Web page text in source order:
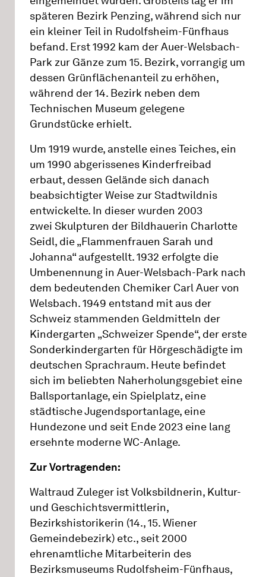
späteren Bezirk Penzing, während sich nur
ein kleiner Teil in Rudolfsheim-Fünfhaus
befand. Erst 1992 kam der Auer-Welsbach-
Park zur Gänze zum 15. Bezirk, vorrangig um
dessen Grünflächenanteil zu erhöhen,
während der 14. Bezirk neben dem
Technischen Museum gelegene
Grundstücke erhielt.
Um 1919 wurde, anstelle eines Teiches, ein
um 1990 abgerissenes Kinderfreibad
erbaut, dessen Gelände sich danach
beabsichtigter Weise zur Stadtwildnis
entwickelte. In dieser wurden 2003
zwei Skulpturen der Bildhauerin Charlotte
Seidl, die „Flammenfrauen Sarah und
Johanna“ aufgestellt. 1932 erfolgte die
Umbenennung in Auer-Welsbach-Park nach
dem bedeutenden Chemiker Carl Auer von
Welsbach. 1949 entstand mit aus der
Schweiz stammenden Geldmitteln der
Kindergarten „Schweizer Spende“, der erste
Sonderkindergarten für Hörgeschädigte im
deutschen Sprachraum. Heute befindet
sich im beliebten Naherholungsgebiet eine
Ballsportanlage, ein Spielplatz, eine
städtische Jugendsportanlage, eine
Hundezone und seit Ende 2023 eine lang
ersehnte moderne WC-Anlage.
Zur Vortragenden:
Waltraud Zuleger ist Volksbildnerin, Kultur-
und Geschichtsvermittlerin,
Bezirkshistorikerin (14., 15. Wiener
Gemeindebezirk) etc., seit 2000
ehrenamtliche Mitarbeiterin des
Bezirksmuseums Rudolfsheim-Fünfhaus,